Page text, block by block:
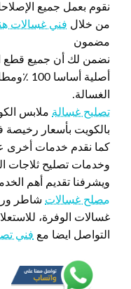
نقوم بعمل جميع
من خلال فني غسالات
مضمون
نضمن لك أن جميع قطع
أصلية
الغسالة.
تصليح غسالة ملابس
بالكويت بأسعار رخيصة
كما نقدم خدمات أخرى
وخدمات تصليح ثلاجات
ويشرفنا تقديم أهم
مصلح غسالات شاطر
غسالات الوفرة،
التواصل ايضا مع فني